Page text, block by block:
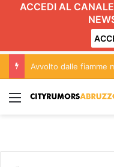
ACCEDI AL
Avvolto dalle fiamme
Menu